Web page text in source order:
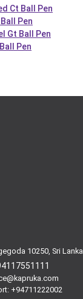
Ct Ball Pen
Pen
Gt Ball Pen
Pen
10250, Sri Lanka
+94711222002